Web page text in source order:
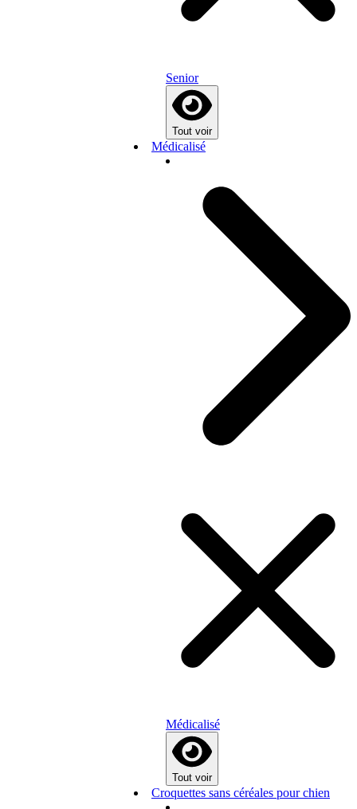
Senior
Tout voir
Médicalisé
Médicalisé
Tout voir
Croquettes sans céréales pour chien